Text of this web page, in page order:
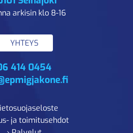
arkisin klo 8-16
YHTEYS
414 0454
ja toimitusehdot